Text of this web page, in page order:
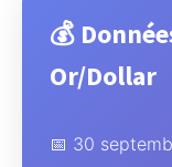
💰
Or/Dollar
📅 30